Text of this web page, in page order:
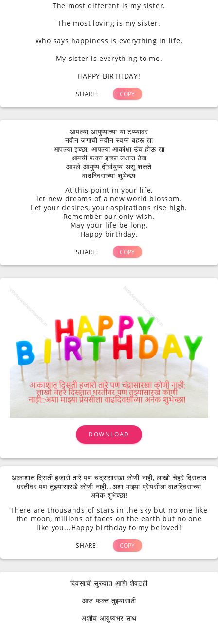
The most different is my sister.
The most loving is my sister.
Who says happiness is everything in life.
My sister is everything to me.
HAPPY BIRTHDAY!
SHARE: COPY
आपल्या आयुष्याच्या या टप्प्यावर
नवीन जगाची नवीन स्वप्ने बहरू द्या
आपल्या इच्छा, आपल्या आकांक्षा उंच होऊ द्या
आमची फक्त इच्छा लक्षात ठेवा
आपले आयुष्य दीर्घायुष्य असू शकते
वाढदिवसाच्या शुभेच्छा
At this point in your life,
let new dreams of a new world blossom.
Let your desires, your aspirations rise high.
Remember our only wish.
May your life be long.
Happy birthday.
SHARE: COPY
DOWNLOAD
आकाशात दिसती हजारो तारे पण चंद्रासारखा कोणी नाही, लाखो चेहरे दिसतात
धरतीवर पण तुझ्यासारखे कोणी नाही…अशा माझ्या प्रेयसीला वाढदिवसाच्या
अनेक शुभेच्छा!
There are thousands of stars in the sky but no one like
the moon, millions of faces on the earth but no one
like you...Happy birthday to my beloved!
SHARE: COPY
दिवसाची सुरुवात आणि शेवटही
आज फक्त तुझ्यासाठी
अशीच आयुष्यभर साथ